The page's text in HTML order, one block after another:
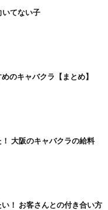
てない子
のキャバクラ【まとめ】
大阪のキャバクラの給料
！ お客さんとの付き合い方